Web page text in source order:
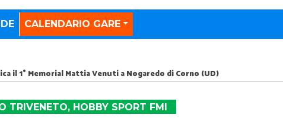
CALENDARIO GARE
il 1° Memorial Mattia Venuti a Nogaredo di Corno (UD)
TRIVENETO, HOBBY SPORT FMI